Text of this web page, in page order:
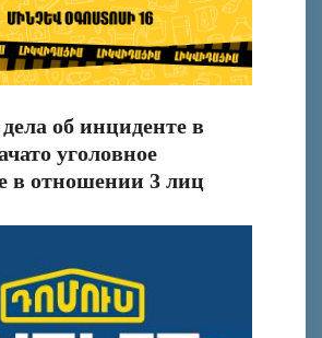
об инциденте в
уголовное
в отношении 3 лиц